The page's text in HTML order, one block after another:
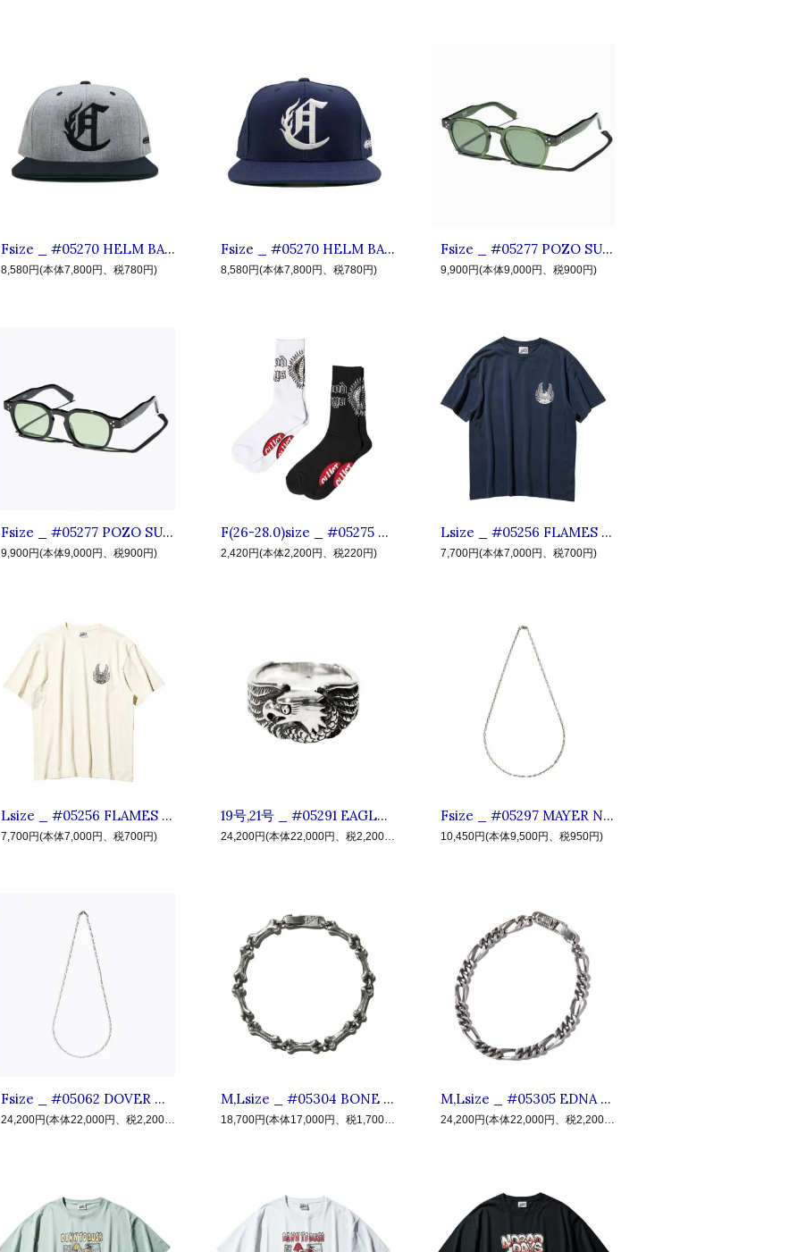
Fsize _ #05270 HELM BASEBALL CAP ◆ CLUCT クラクト : マーク ベースボールキャップ Gray×Black
8,580円(本体7,800円、税780円)
Fsize _ #05270 HELM BASEBALL CAP ◆ CLUCT クラクト : マーク ベースボールキャップ Navy
8,580円(本体7,800円、税780円)
Fsize _ #05277 POZO SUNGLASSES ◆ CLUCT クラクト : スクエアタイプ サングラス Green×Green
9,900円(本体9,000円、税900円)
Fsize _ #05277 POZO SUNGLASSES ◆ CLUCT クラクト : スクエアタイプ サングラス Black×Light Green
9,900円(本体9,000円、税900円)
F(26-28.0)size _ #05275 VENOM STRIKE SOX ◆ CLUCT クラクト : メッセージスネークミドルソックス White,Black
2,420円(本体2,200円、税220円)
Lsize _ #05256 FLAMES OF FREEDOM SS TEE ◆ CLUCT クラクト : 半袖イーグルフレイムTシャツ Fade Navy
7,700円(本体7,000円、税700円)
Lsize _ #05256 FLAMES OF FREEDOM SS TEE ◆ CLUCT クラクト : 半袖イーグルフレイムTシャツ Fade White
7,700円(本体7,000円、税700円)
19号,21号 _ #05291 EAGLE RING SILVER925 ◆ CLUCT クラクト : シルバー イーグルリング Silver
24,200円(本体22,000円、税2,200円)
Fsize _ #05297 MAYER NECKLACE ◆ CLUCT クラクト : ブラス チェーンネックレス Silver
10,450円(本体9,500円、税950円)
Fsize _ #05062 DOVER NECKLACE SILVER 925 ◆ CLUCT クラクト : シルバー チェーンネックレス Silver
24,200円(本体22,000円、税2,200円)
M,Lsize _ #05304 BONE BRACELET ◆ CLUCT クラクト : 真鍮ボーンチェーンブレスレット Silver
18,700円(本体17,000円、税1,700円)
M,Lsize _ #05305 EDNA BRACELET SILVER925 ◆ CLUCT クラクト : シルバーチェーンブレスレット Silver
24,200円(本体22,000円、税2,200円)